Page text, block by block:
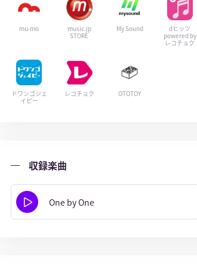
mu-mo
music.jp
STORE
My Sound
dヒッツ
powered by
レコチョク
ドワンゴジェ
イピー
レコチョク OTOTOY
収録楽曲
One by One